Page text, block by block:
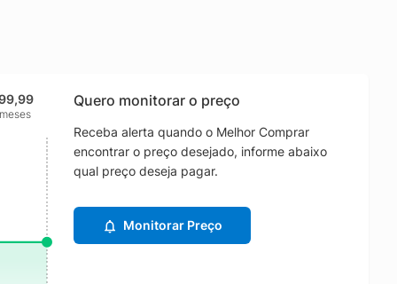
Quero monitorar o preço
Receba alerta quando o Melhor Comprar
encontrar o preço desejado, informe abaixo
qual preço deseja pagar.
Monitorar Preço